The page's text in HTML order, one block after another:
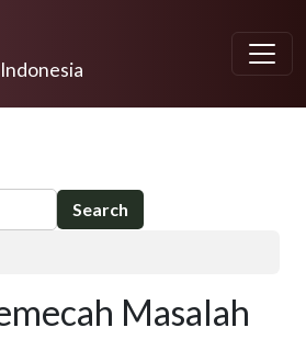
Masalah